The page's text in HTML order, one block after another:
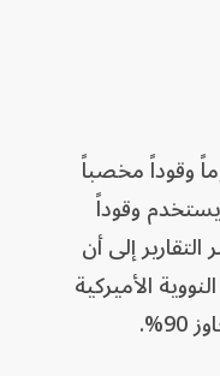
وقوداً مخصباً
يستخدم وقوداً
إلى أن
الأميركية